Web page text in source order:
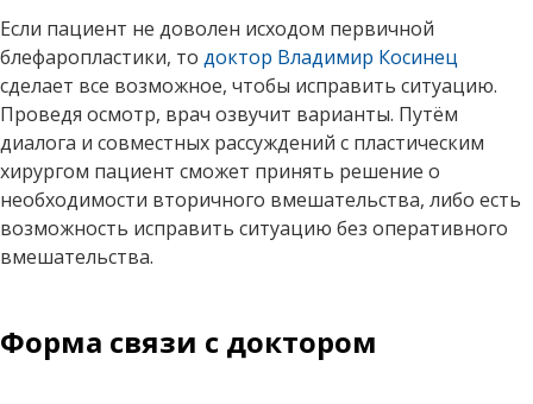
Если пациент не доволен исходом первичной
блефаропластики, то доктор Владимир Косинец
сделает все возможное, чтобы исправить ситуацию.
Проведя осмотр, врач озвучит варианты. Путём
диалога и совместных рассуждений с пластическим
хирургом пациент сможет принять решение о
необходимости вторичного вмешательства, либо есть
возможность исправить ситуацию без оперативного
вмешательства.
Форма связи с доктором